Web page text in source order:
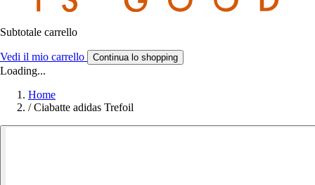
Subtotale carrello
Vedi il mio carrello Continua lo shopping
Loading...
Home
/ Ciabatte adidas Trefoil